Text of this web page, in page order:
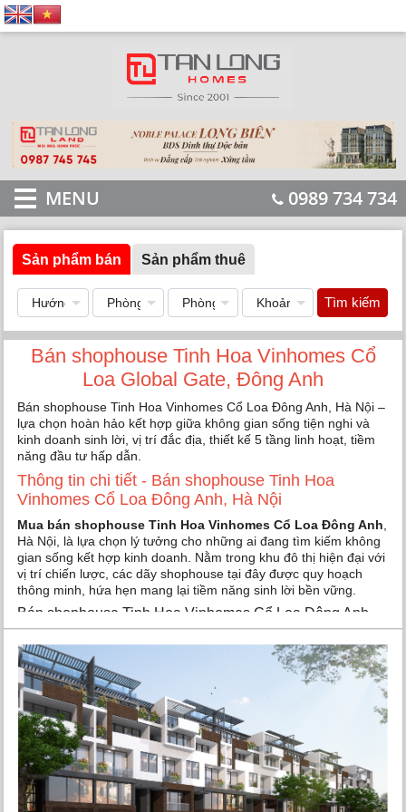
MENU 0989 734 734
Sản phẩm bán Sản phẩm thuê
Tìm kiếm
Bán shophouse Tinh Hoa Vinhomes Cổ
Loa Global Gate, Đông Anh
Bán shophouse Tinh Hoa Vinhomes Cổ Loa Đông Anh, Hà Nội –
lựa chọn hoàn hảo kết hợp giữa không gian sống tiện nghi và
kinh doanh sinh lời, vị trí đắc địa, thiết kế 5 tầng linh hoạt, tiềm
năng đầu tư hấp dẫn.
Thông tin chi tiết - Bán shophouse Tinh Hoa
Vinhomes Cổ Loa Đông Anh, Hà Nội
Mua bán shophouse Tinh Hoa Vinhomes Cổ Loa Đông Anh
Hà Nội, là lựa chọn lý tưởng cho những ai đang tìm kiếm không
gian sống kết hợp kinh doanh. Nằm trong khu đô thị hiện đại với
vị trí chiến lược, các dãy shophouse tại đây được quy hoạch
thông minh, hứa hẹn mang lại tiềm năng sinh lời bền vững.
Bán shophouse Tinh Hoa Vinhomes Cổ Loa Đông Anh -
Thiết kế linh hoạt, khai thác tối đa công năng
Mua bán shophouse Tinh Hoa Vinhomes Cổ Loamang đến
vị trí trung tâm trong khu đô thị, mà còn nằm gần trục đường lớn
với các tuyến giao thông thuận lợi. Shophouse tại đây bao gồm
hai loại diện tích: 75m² nằm trên đường nội khu rộng 13m, và
85m² tại trục đường chính rộng từ 20-25m. Vị trí này đảm bảo
lưu lượng cư dân và du khách đông đảo, tạo nên môi trường sôi
động cho các hoạt động kinh doanh, từ dịch vụ, ẩm thực đến
văn phòng công ty.
Shophouse Tinh Hoa Vinhomes Cổ Loa được xây dựng 5 tầng,
với mật độ xây dựng khoảng 80%, đảm bảo không gian rộng rãi